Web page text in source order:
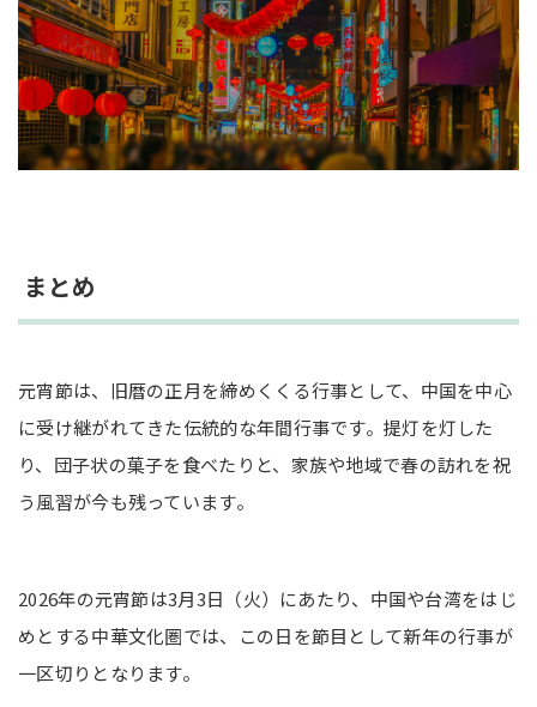
まとめ
元宵節は、旧暦の正月を締めくくる行事として、中国を中心
に受け継がれてきた伝統的な年間行事です。提灯を灯した
り、団子状の菓子を食べたりと、家族や地域で春の訪れを祝
う風習が今も残っています。
2026年の元宵節は3月3日（火）にあたり、中国や台湾をはじ
めとする中華文化圏では、この日を節目として新年の行事が
一区切りとなります。